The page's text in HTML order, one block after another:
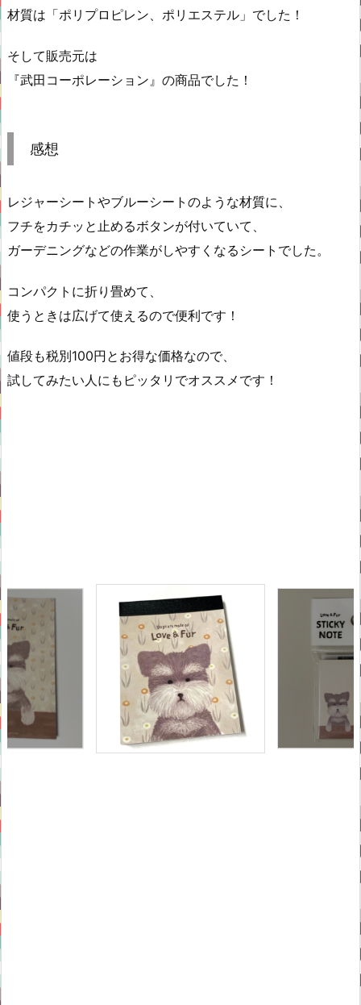
材質は「ポリプロピレン、ポリエステル」でした！
そして販売元は
『武田コーポレーション』の商品でした！
感想
レジャーシートやブルーシートのような材質に、
フチをカチッと止めるボタンが付いていて、
ガーデニングなどの作業がしやすくなるシートでした。
コンパクトに折り畳めて、
使うときは広げて使えるので便利です！
値段も税別100円とお得な価格なので、
試してみたい人にもピッタリでオススメです！